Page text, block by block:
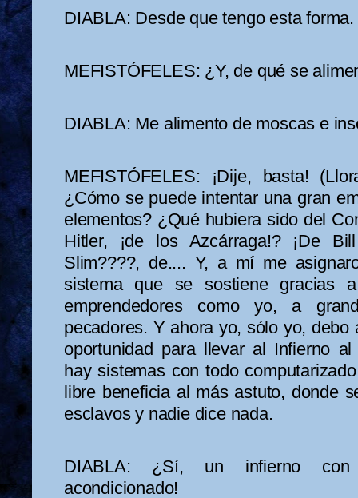
DIABLA: Desde que tengo esta forma.
MEFISTÓFELES: ¿Y, de qué se
DIABLA: Me alimento de moscas e
MEFISTÓFELES: ¡Dije, basta!
¿Cómo se puede intentar una gran
elementos? ¿Qué hubiera sido del
Hitler, ¡de los Azcárraga!? ¡De
Slim????, de.... Y, a mí me
sistema que se sostiene gracias
emprendedores como yo, a
pecadores. Y ahora yo, sólo yo, debo
oportunidad para llevar al Infierno
hay sistemas con todo
libre beneficia al más astuto, donde
esclavos y nadie dice nada.
DIABLA: ¿Sí, un infierno
acondicionado!